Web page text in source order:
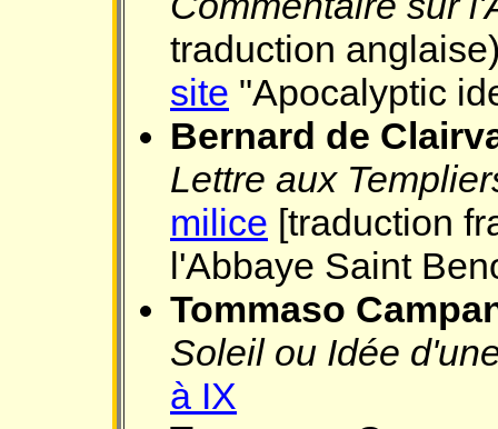
traduction
site "Apocalyptic
Bernard de
Lettre aux
milice [traduction
l'Abbaye Saint
Tommaso
Soleil ou Idée
à IX